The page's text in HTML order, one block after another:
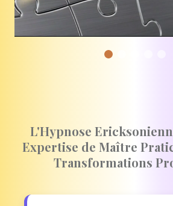
L'Hypnose
Expertise de Maître
Transformations